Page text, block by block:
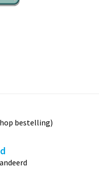
bestelling)